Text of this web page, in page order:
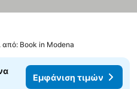
από: Book in Modena
Εμφάνιση τιμών